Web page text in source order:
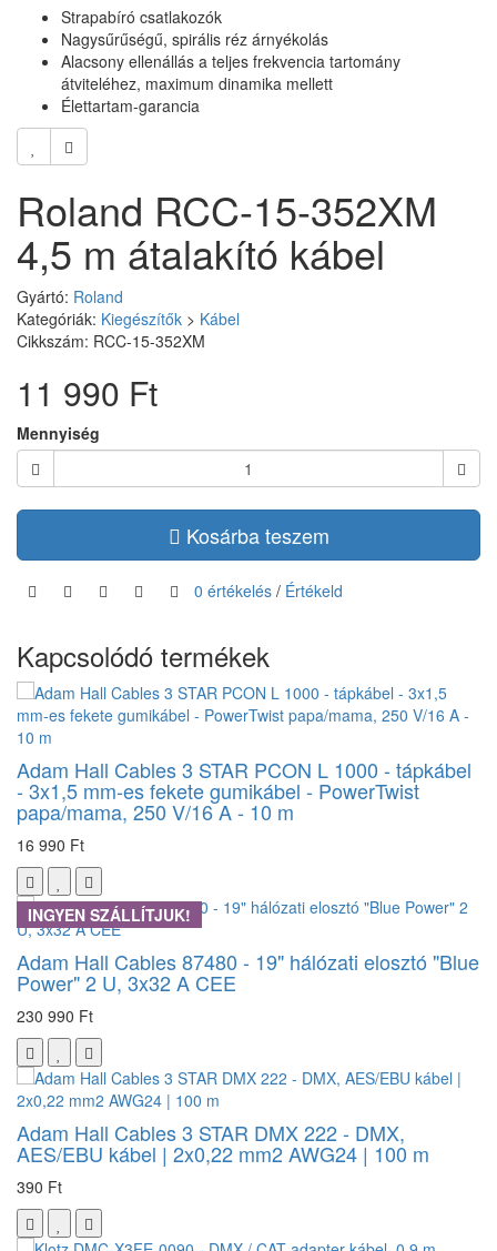
Strapabíró csatlakozók
Nagysűrűségű, spirális réz árnyékolás
Alacsony ellenállás a teljes frekvencia tartomány
átviteléhez, maximum dinamika mellett
Élettartam-garancia
Roland RCC-15-352XM
4,5 m átalakító kábel
Gyártó: Roland
Kategóriák: Kiegészítők > Kábel
Cikkszám: RCC-15-352XM
11 990 Ft
Mennyiség
Kosárba teszem
0 értékelés / Értékeld
Kapcsolódó termékek
Adam Hall Cables 3 STAR PCON L 1000 - tápkábel
- 3x1,5 mm-es fekete gumikábel - PowerTwist
papa/mama, 250 V/16 A - 10 m
16 990 Ft
INGYEN SZÁLLÍTJUK!
Adam Hall Cables 87480 - 19" hálózati elosztó "Blue
Power" 2 U, 3x32 A CEE
230 990 Ft
Adam Hall Cables 3 STAR DMX 222 - DMX,
AES/EBU kábel | 2x0,22 mm2 AWG24 | 100 m
390 Ft